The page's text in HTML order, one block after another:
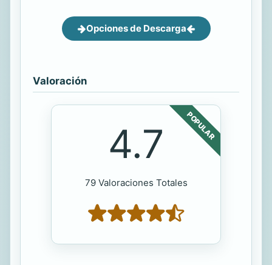
Opciones de Descarga
Valoración
POPULAR
4.7
79 Valoraciones Totales